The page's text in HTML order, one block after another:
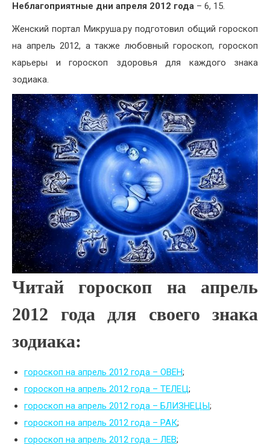
Неблагоприятные дни апреля 2012 года – 6, 15.
Женский портал Микруша.ру подготовил общий гороскоп
на апрель 2012, а также любовный гороскоп, гороскоп
карьеры и гороскоп здоровья для каждого знака
зодиака.
Читай гороскоп на апрель
2012 года для своего знака
зодиака:
гороскоп на апрель 2012 года – ОВЕН;
гороскоп на апрель 2012 года – ТЕЛЕЦ;
гороскоп на апрель 2012 года – БЛИЗНЕЦЫ;
гороскоп на апрель 2012 года – РАК;
гороскоп на апрель 2012 года – ЛЕВ;